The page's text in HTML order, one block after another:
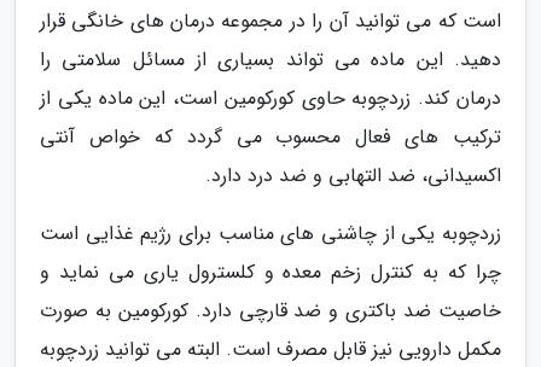
است که می توانید آن را در مجموعه درمان های خانگی قرار
دهید. این ماده می تواند بسیاری از مسائل سلامتی را
درمان کند. زردچوبه حاوی کورکومین است، این ماده یکی از
ترکیب های فعال محسوب می گردد که خواص آنتی
اکسیدانی، ضد التهابی و ضد درد دارد.
زردچوبه یکی از چاشنی های مناسب برای رژیم غذایی است
چرا که به کنترل زخم معده و کلسترول یاری می نماید و
خاصیت ضد باکتری و ضد قارچی دارد. کورکومین به صورت
مکمل دارویی نیز قابل مصرف است. البته می توانید زردچوبه